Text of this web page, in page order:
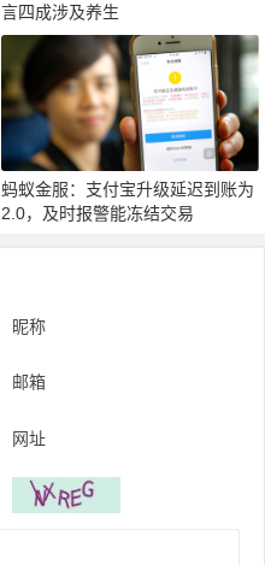
言四成涉及养生
蚂蚁金服：支付宝升级延迟到账为
2.0，及时报警能冻结交易
昵称
邮箱
网址